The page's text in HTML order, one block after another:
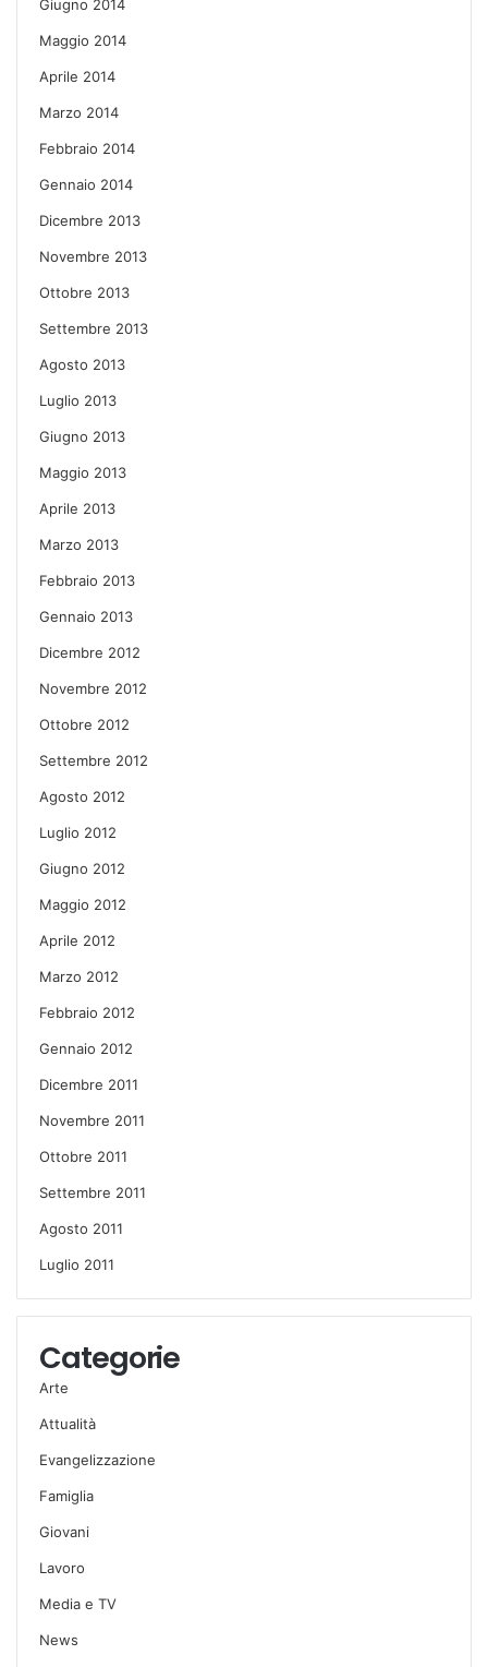
Giugno 2014
Maggio 2014
Aprile 2014
Marzo 2014
Febbraio 2014
Gennaio 2014
Dicembre 2013
Novembre 2013
Ottobre 2013
Settembre 2013
Agosto 2013
Luglio 2013
Giugno 2013
Maggio 2013
Aprile 2013
Marzo 2013
Febbraio 2013
Gennaio 2013
Dicembre 2012
Novembre 2012
Ottobre 2012
Settembre 2012
Agosto 2012
Luglio 2012
Giugno 2012
Maggio 2012
Aprile 2012
Marzo 2012
Febbraio 2012
Gennaio 2012
Dicembre 2011
Novembre 2011
Ottobre 2011
Settembre 2011
Agosto 2011
Luglio 2011
Categorie
Arte
Attualità
Evangelizzazione
Famiglia
Giovani
Lavoro
Media e TV
News